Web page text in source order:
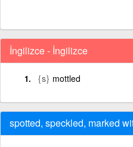
İngilizce - İngilizce
{s} mottled
spotted, speckled, marked